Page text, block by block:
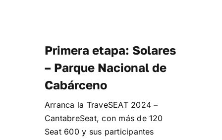
Primera etapa: Solares
– Parque Nacional de
Cabárceno
Arranca la TraveSEAT 2024 –
CantabreSeat, con más de 120
Seat 600 y sus participantes